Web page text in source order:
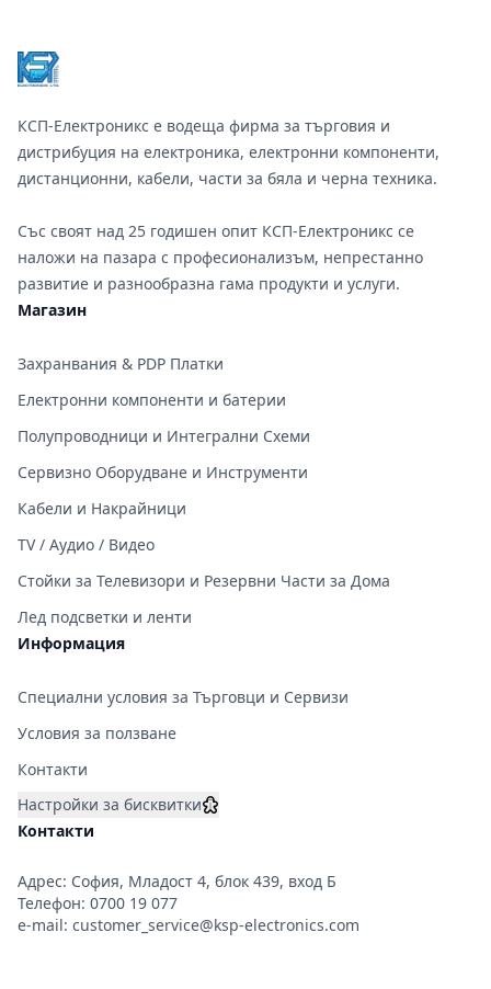
КСП-Електроникс е водеща фирма за търговия и
дистрибуция на електроника, електронни компоненти,
дистанционни, кабели, части за бяла и черна техника.
Със своят над 25 годишен опит КСП-Електроникс се
наложи на пазара с професионализъм, непрестанно
развитие и разнообразна гама продукти и услуги.
Магазин
Захранвания & PDP Платки
Електронни компоненти и батерии
Полупроводници и Интегрални Схеми
Сервизно Оборудване и Инструменти
Кабели и Накрайници
TV / Аудио / Видео
Стойки за Телевизори и Резервни Части за Дома
Лед подсветки и ленти
Информация
Специални условия за Търговци и Сервизи
Условия за ползване
Контакти
Настройки за бисквитки
Контакти
Адрес: София, Младост 4, блок 439, вход Б
Телефон: 0700 19 077
e-mail: customer_service@ksp-electronics.com